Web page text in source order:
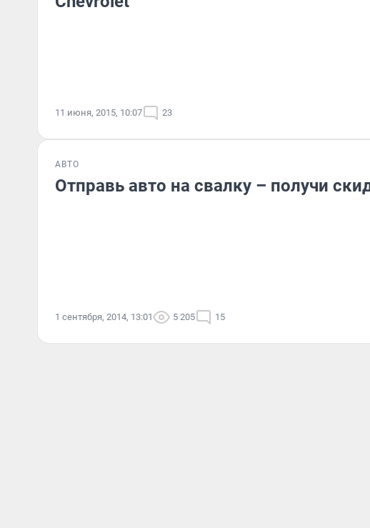
11 июня, 2015, 10:07 23
АВТО
Отправь авто на свалку – получи
1 сентября, 2014, 13:01 5 205 15